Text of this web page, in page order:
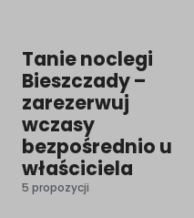
Tanie noclegi
Bieszczady –
zarezerwuj
wczasy
bezpośrednio u
właściciela
5 propozycji